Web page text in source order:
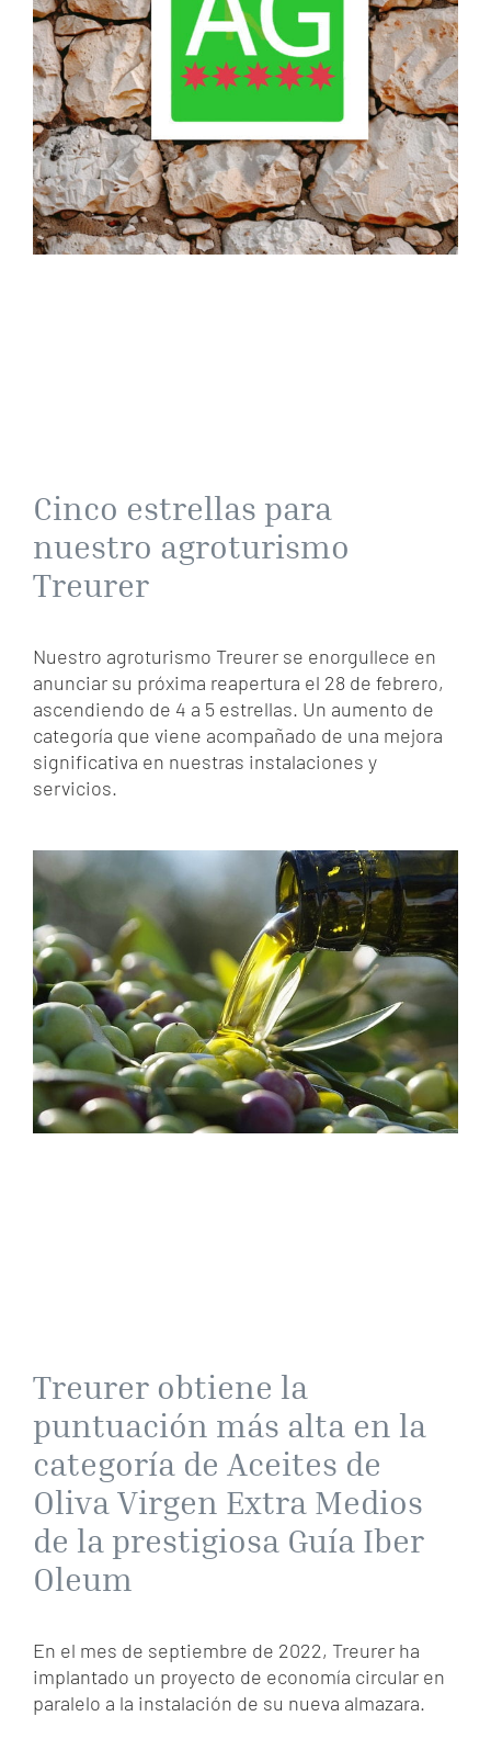
Cinco estrellas para
nuestro agroturismo
Treurer
Nuestro agroturismo Treurer se enorgullece en
anunciar su próxima reapertura el 28 de febrero,
ascendiendo de 4 a 5 estrellas. Un aumento de
categoría que viene acompañado de una mejora
significativa en nuestras instalaciones y
servicios.
Treurer obtiene la
puntuación más alta en la
categoría de Aceites de
Oliva Virgen Extra Medios
de la prestigiosa Guía Iber
Oleum
En el mes de septiembre de 2022, Treurer ha
implantado un proyecto de economía circular en
paralelo a la instalación de su nueva almazara.